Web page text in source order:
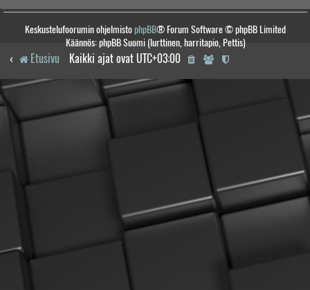
Keskustelufoorumin ohjelmistophpBB® Forum Software © phpBB Limited
Käännös: phpBB Suomi (lurttinen, harritapio, Pettis)
Etusivu Kaikki ajat ovat UTC+03:00